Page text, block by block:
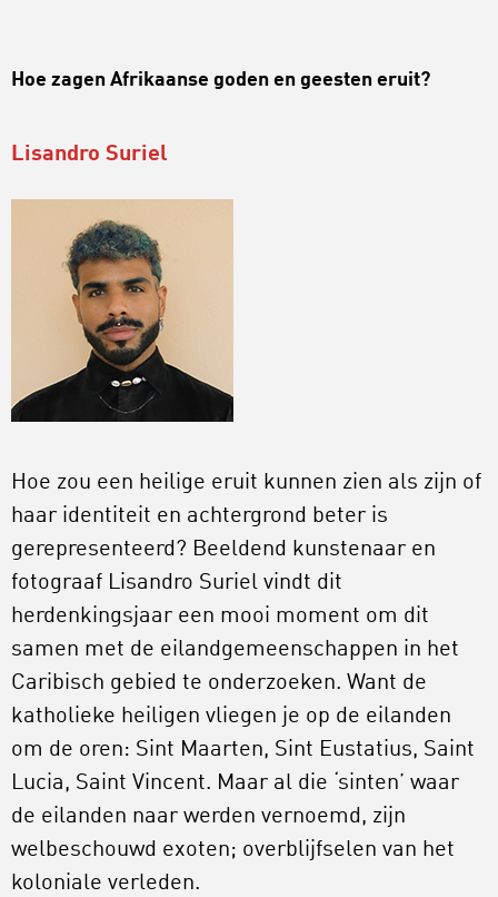
Hoe zagen Afrikaanse goden en geesten eruit?
Lisandro Suriel
Hoe zou een heilige eruit kunnen zien als zijn of
haar identiteit en achtergrond beter is
gerepresenteerd? Beeldend kunstenaar en
fotograaf Lisandro Suriel vindt dit
herdenkingsjaar een mooi moment om dit
samen met de eilandgemeenschappen in het
Caribisch gebied te onderzoeken. Want de
katholieke heiligen vliegen je op de eilanden
om de oren: Sint Maarten, Sint Eustatius, Saint
Lucia, Saint Vincent. Maar al die ‘sinten’ waar
de eilanden naar werden vernoemd, zijn
welbeschouwd exoten; overblijfselen van het
koloniale verleden.